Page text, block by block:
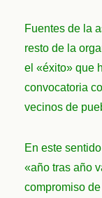
Fuentes de la
resto de la
el «éxito» que
convocatoria
vecinos de
En este
«año tras año
compromiso